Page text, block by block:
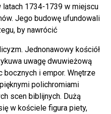
latach 1734-1739 w miejscu
Jego budowę ufundowali
by nawrócić
Jednonawowy kościół
uwagę dwuwieżową
i empor. Wnętrze
polichromiami
scen biblijnych. Dużą
w kościele figura piety,